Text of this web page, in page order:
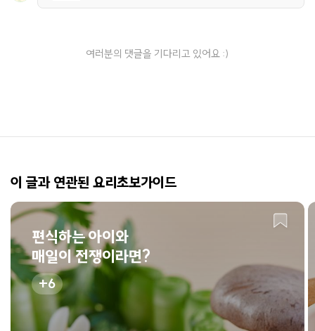
여러분의 댓글을 기다리고 있어요 :)
이 글과 연관된 요리초보가이드
편식하는 아이와
매일이 전쟁이라면?
6